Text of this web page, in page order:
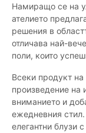
Намиращо се на
ателието
решения в
отличава най-
поли, които
Всеки продукт на
произведение на
вниманието и
ежедневния
елегантни блузи